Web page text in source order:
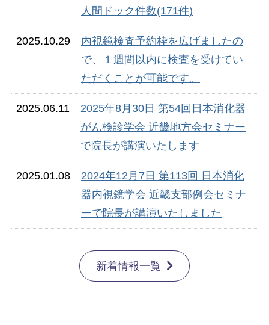
人間ドック件数(171件)
2025.10.29
内視鏡検査予約枠を広げましたの
で、１週間以内に検査を受けてい
ただくことが可能です。
2025.06.11
2025年8月30日 第54回日本消化器
がん検診学会 近畿地方会セミナー
で院長が講演いたします
2025.01.08
2024年12月7日 第113回 日本消化
器内視鏡学会 近畿支部例会セミナ
ーで院長が講演いたしました
新着情報一覧